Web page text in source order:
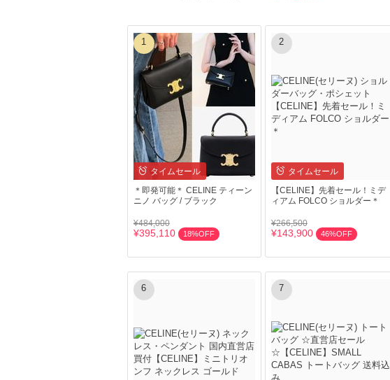
1
タイムセール
＊即発可能＊ CELINE ティーン
ニノ バッグ / ブラック
¥484,000
¥395,110 18%OFF
2
タイムセール
【CELINE】先着セール！ミデ
ィアム FOLCO ショルダー＊
¥266,500
¥143,900 46%OFF
6 7